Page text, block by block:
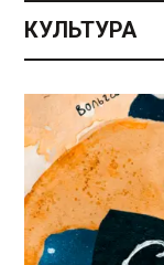
КУЛЬТУРА